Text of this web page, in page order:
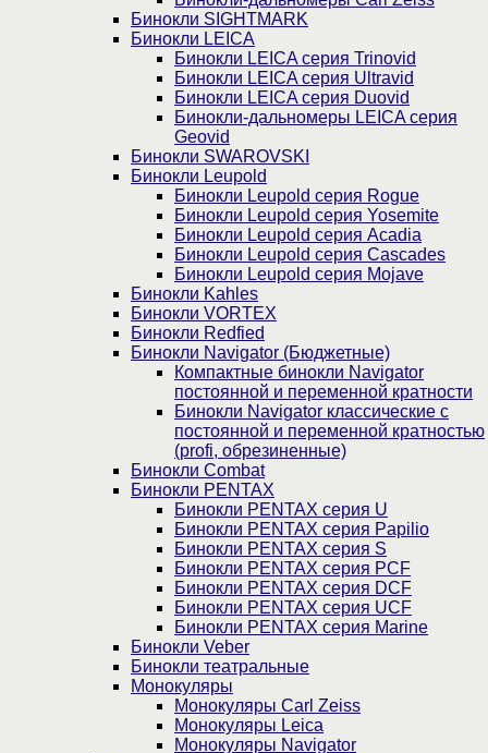
Бинокли SIGHTMARK
Бинокли LEICA
Бинокли LEICA серия Trinovid
Бинокли LEICA серия Ultravid
Бинокли LEICA серия Duovid
Бинокли-дальномеры LEICA серия
Geovid
Бинокли SWAROVSKI
Бинокли Leupold
Бинокли Leupold серия Rogue
Бинокли Leupold серия Yosemite
Бинокли Leupold серия Acadia
Бинокли Leupold серия Cascades
Бинокли Leupold серия Mojave
Бинокли Kahles
Бинокли VORTEX
Бинокли Redfied
Бинокли Navigator (Бюджетные)
Компактные бинокли Navigator
постоянной и переменной кратности
Бинокли Navigator классические с
постоянной и переменной кратностью
(profi, обрезиненные)
Бинокли Combat
Бинокли PENTAX
Бинокли PENTAX серия U
Бинокли PENTAX серия Papilio
Бинокли PENTAX серия S
Бинокли PENTAX серия PCF
Бинокли PENTAX серия DCF
Бинокли PENTAX серия UCF
Бинокли PENTAX серия Marine
Бинокли Veber
Бинокли театральные
Монокуляры
Монокуляры Carl Zeiss
Монокуляры Leica
Монокуляры Navigator